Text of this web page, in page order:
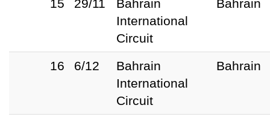
15
29/11
Bahrain
International
Circuit
Bahrain
16 6/12
Bahrain
International
Circuit
Bahrain